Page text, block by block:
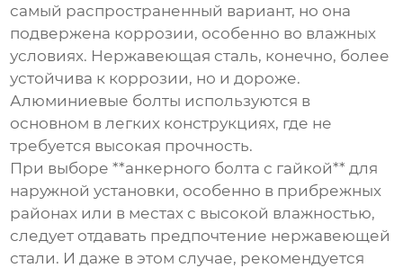
самый распространенный вариант, но она
подвержена коррозии, особенно во влажных
условиях. Нержавеющая сталь, конечно, более
устойчива к коррозии, но и дороже.
Алюминиевые болты используются в
основном в легких конструкциях, где не
требуется высокая прочность.
При выборе **анкерного болта с гайкой** для
наружной установки, особенно в прибрежных
районах или в местах с высокой влажностью,
следует отдавать предпочтение нержавеющей
стали. И даже в этом случае, рекомендуется